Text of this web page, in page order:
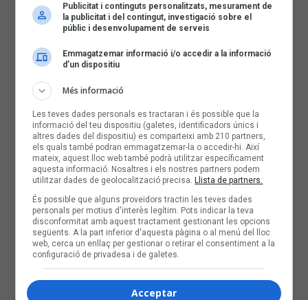
Publicitat i continguts personalitzats, mesurament de
la publicitat i del contingut, investigació sobre el
públic i desenvolupament de serveis
Emmagatzemar informació i/o accedir a la informació
d’un dispositiu
Més informació
Les teves dades personals es tractaran i és possible que la
informació del teu dispositiu (galetes, identificadors únics i
altres dades del dispositiu) es comparteixi amb 210 partners,
els quals també podran emmagatzemar-la o accedir-hi. Així
mateix, aquest lloc web també podrà utilitzar específicament
aquesta informació. Nosaltres i els nostres partners podem
utilitzar dades de geolocalització precisa.Llista de partners.
És possible que alguns proveïdors tractin les teves dades
personals per motius d'interès legítim. Pots indicar la teva
disconformitat amb aquest tractament gestionant les opcions
següents. A la part inferior d'aquesta pàgina o al menú del lloc
web, cerca un enllaç per gestionar o retirar el consentiment a la
configuració de privadesa i de galetes.
Acceptar